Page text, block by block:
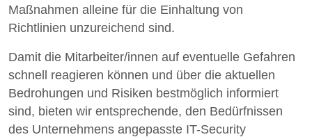
Maßnahmen alleine für die Einhaltung von
Richtlinien unzureichend sind.
Damit die Mitarbeiter/innen auf eventuelle Gefahren
schnell reagieren können und über die aktuellen
Bedrohungen und Risiken bestmöglich informiert
sind, bieten wir entsprechende, den Bedürfnissen
des Unternehmens angepasste IT-Security